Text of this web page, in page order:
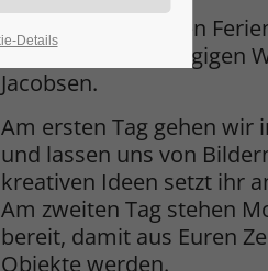
Habt Ihr Lust, in den
zu unserem zweitägigen
Jacobsen.
Am ersten Tag gehen wir
und lassen uns von
kreativen Ideen setzt ihr
Am zweiten Tag stehen
bereit, damit aus Euren
Objekte werden.
Details